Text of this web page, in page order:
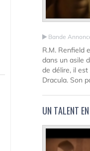
Bande
R.M. Renfield
dans un asile
de délire, il
Dracula. Son
UN TALENT